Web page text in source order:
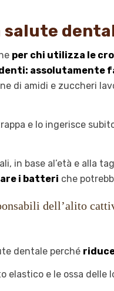
salute
per chi utilizza le
denti: assolutamente
di amidi e zuccheri
e lo ingerisce
in base al’età e alla
i batteri che
dell’alito
dentale perché
elastico e le ossa